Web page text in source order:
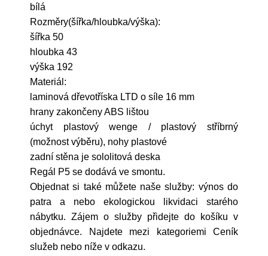
bílá
Rozměry(šířka/hloubka/výška):
šířka 50
hloubka 43
výška 192
Materiál:
laminová dřevotříska LTD o síle 16 mm
hrany zakončeny ABS lištou
úchyt plastový wenge / plastový stříbrný
(možnost výběru), nohy plastové
zadní stěna je sololitová deska
Regál P5 se dodává ve smontu.
Objednat si také můžete naše služby: výnos do
patra a nebo ekologickou likvidaci starého
nábytku. Zájem o služby přidejte do košíku v
objednávce. Najdete mezi kategoriemi Ceník
služeb nebo níže v odkazu.